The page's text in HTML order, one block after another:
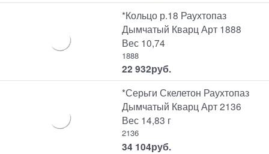
*Кольцо р.18 Раухтопаз
Дымчатый Кварц Арт 1888
Вес 10,74
1888
22 932руб.
*Серьги Скелетон Раухтопаз
Дымчатый Кварц Арт 2136
Вес 14,83 г
2136
34 104руб.